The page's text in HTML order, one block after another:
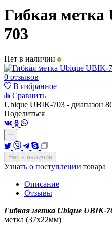
Гибкая
703
Нет в наличии
0 отзывов
В избранное
Сравнить
Ubique UBIK-703 - диапазон
Поделиться
Нет в наличии
Узнать о поступлении товара
Описание
Отзывы
Гибкая метка Ubique UBIK-
метка (37x22мм)